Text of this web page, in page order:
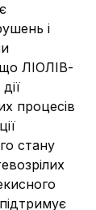
і
ЛІОЛІВ-
процесів
стану